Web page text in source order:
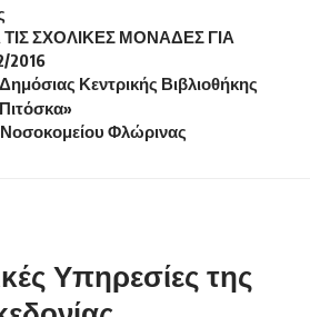
ΣΧΟΛΙΚΕΣ ΜΟΝΑΔΕΣ ΓΙΑ
2016
Κεντρικής Βιβλιοθήκης
Φλώρινας
Υπηρεσίες της